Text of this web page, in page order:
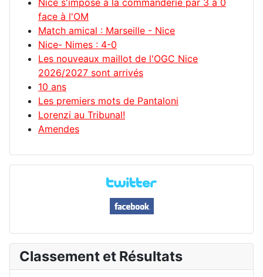
face à l'OM
Match amical : Marseille - Nice
Nice- Nimes : 4-0
Les nouveaux maillot de l'OGC Nice
2026/2027 sont arrivés
10 ans
Les premiers mots de Pantaloni
Lorenzi au Tribunal!
Amendes
Classement et Résultats